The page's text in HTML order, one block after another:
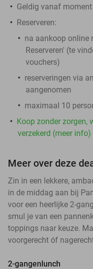
Geldig vanaf
Reserveren:
na aankoop online
Reserveren' (te
vouchers)
reserveringen via
aangenomen
maximaal 10
Koop zonder zorgen,
verzekerd (meer info)
Meer over deze
Zin in een lekkere,
in de middag aan bij
voor een heerlijke 2-
smul je van een
toppings naar keuze.
voorgerecht óf
2-gangenlunch